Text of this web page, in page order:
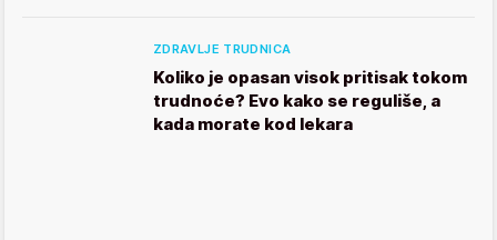
ZDRAVLJE TRUDNICA
Koliko je opasan visok pritisak tokom
trudnoće? Evo kako se reguliše, a
kada morate kod lekara